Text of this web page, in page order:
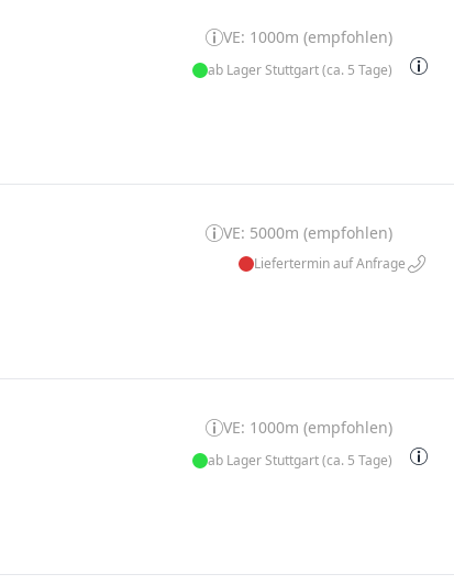
VE: 1000m (empfohlen)
ab Lager Stuttgart (ca. 5 Tage)
VE: 5000m (empfohlen)
Liefertermin auf Anfrage
VE: 1000m (empfohlen)
ab Lager Stuttgart (ca. 5 Tage)